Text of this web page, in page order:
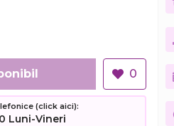
0
(click aici):
Luni-Vineri